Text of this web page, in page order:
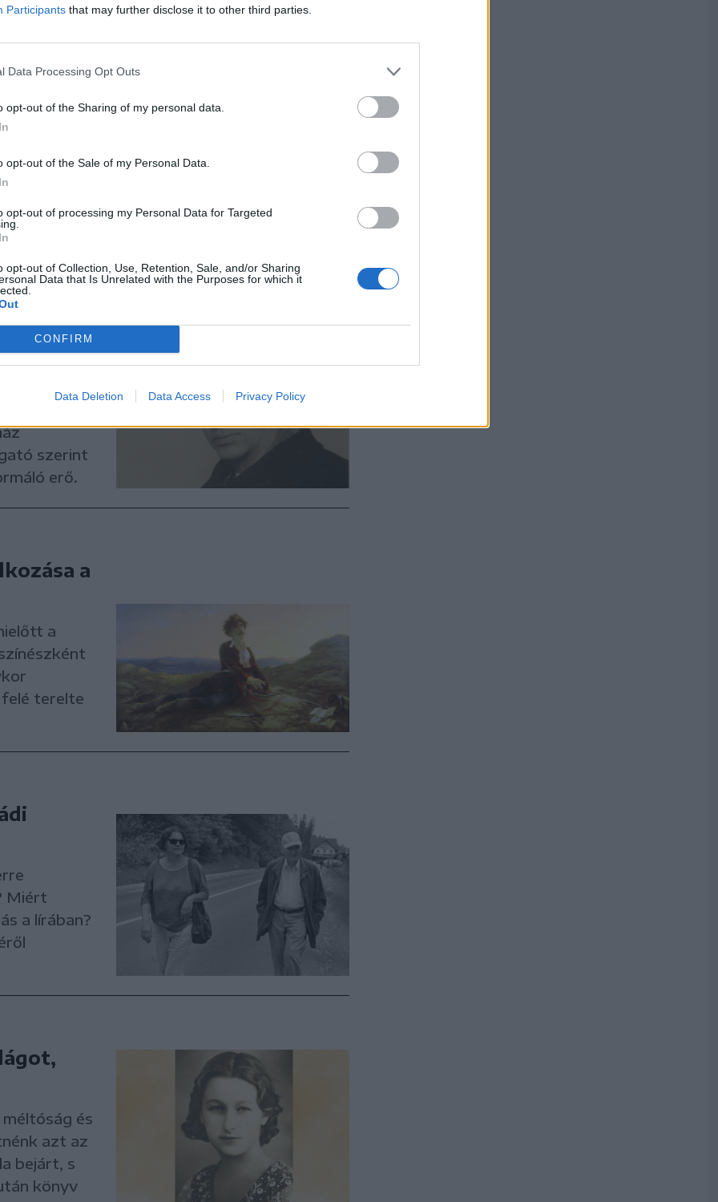
Participants that may further disclose it to other third parties.
Data Processing Opt Outs
opt-out of the Sharing of my personal data.
opt-out of the Sale of my Personal Data.
opt-out of processing my Personal Data for Targeted
opt-out of Collection, Use, Retention, Sale, and/or Sharing
Data that Is Unrelated with the Purposes for which it
CONFIRM
Data Deletion Data Access Privacy Policy
– Cs.
Balázs
abszurd,
szerint
erő.
a
a
terelte
Miért
a lírában?
és
azt az
bejárt, s
könyv